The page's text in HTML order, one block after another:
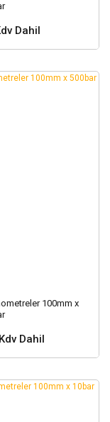
Dahil
100mm x
Dahil